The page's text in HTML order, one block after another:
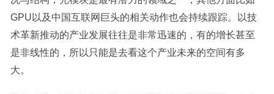
GPU以及中国互联网巨头的相关动作也会持续跟踪。以技
术革新推动的产业发展往往是非常迅速的，有的增长甚至
是非线性的，所以只能是去看这个产业未来的空间有多
大。